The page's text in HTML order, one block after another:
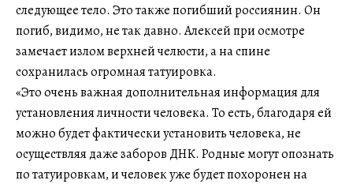
следующее тело. Это также погибший россиянин. Он
погиб, видимо, не так давно. Алексей при осмотре
замечает излом верхней челюсти, а на спине
сохранилась огромная татуировка.
«Это очень важная дополнительная информация для
установления личности человека. То есть, благодаря ей
можно будет фактически установить человека, не
осуществляя даже заборов ДНК. Родные могут опознать
по татуировкам, и человек уже будет похоронен на